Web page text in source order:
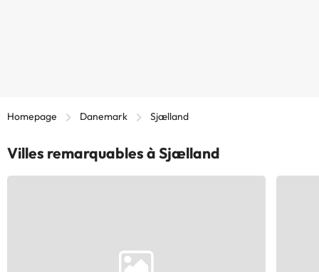
Homepage Danemark Sjælland
Villes remarquables à Sjælland